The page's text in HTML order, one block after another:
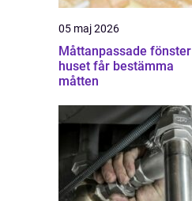
05 maj 2026
Måttanpassade fönster när
huset får bestämma
måtten